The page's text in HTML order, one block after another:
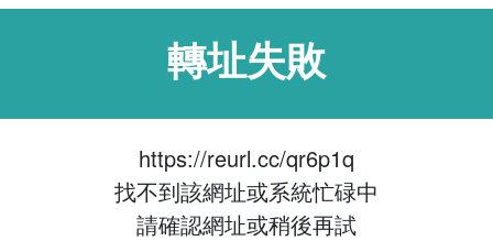
轉址失敗
https://reurl.cc/qr6p1q
找不到該網址或系統忙碌中
請確認網址或稍後再試